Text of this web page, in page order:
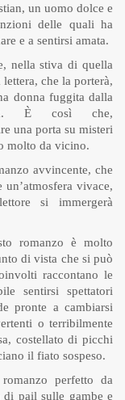
un uomo dolce e
delle quali ha
e a sentirsi amata.
nella stiva di quella
che la porterà,
donna fuggita dalla
È così che,
una porta su misteri
molto da vicino.
avvincente, che
un’atmosfera vivace,
si immergerà
romanzo è molto
di vista che si può
raccontano le
sentirsi spettatori
pronte a cambiarsi
o terribilmente
costellato di picchi
il fiato sospeso.
perfetto da
di pail sulle gambe e